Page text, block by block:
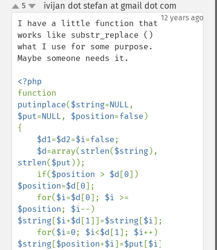
up
down
5 ivijan dot stefan at gmail dot com
12 years ago
I have a little function that
works like substr_replace ()
what I use for some purpose.
Maybe someone needs it.
putinplace($string=NULL
$put=NULL, $position=false )
{
$d1=$d2=$i=false;
$d=array(strlen($string
strlen($put ));
    if(
$position > $d [0
$position=$d [0];
    for(
$i=$d [0]; $i
$position; $i
$string[$i+$d [1]]=$string[$i];
    for(
$i=0; $i<$d [1]; $i
$string[$position+$i]=$put [$i];